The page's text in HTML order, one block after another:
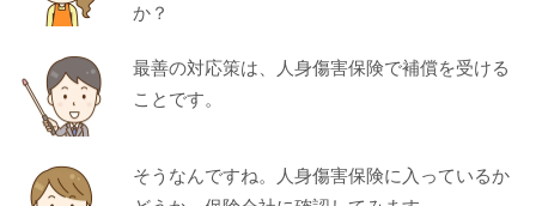
か？
最善の対応策は、人身傷害保険で補償を受ける
ことです。
そうなんですね。人身傷害保険に入っているか